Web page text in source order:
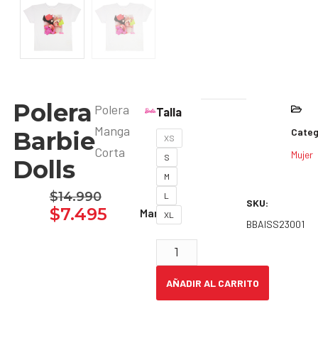
Polera
Barbie
Dolls
$14.990
$7.495
Polera
Manga
Corta
Marca:
Talla
XS
S
M
L
XL
AÑADIR AL CARRITO
SKU:
BBAISS23001
Mujer